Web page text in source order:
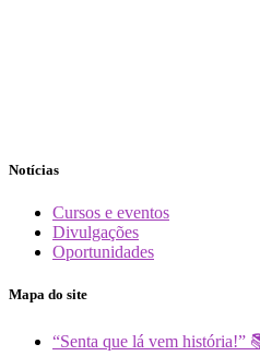
Notícias
Cursos e eventos
Divulgações
Oportunidades
Mapa do site
“Senta que lá vem história!”